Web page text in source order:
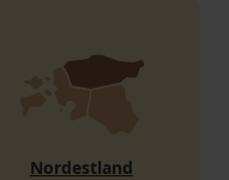
Nordestland